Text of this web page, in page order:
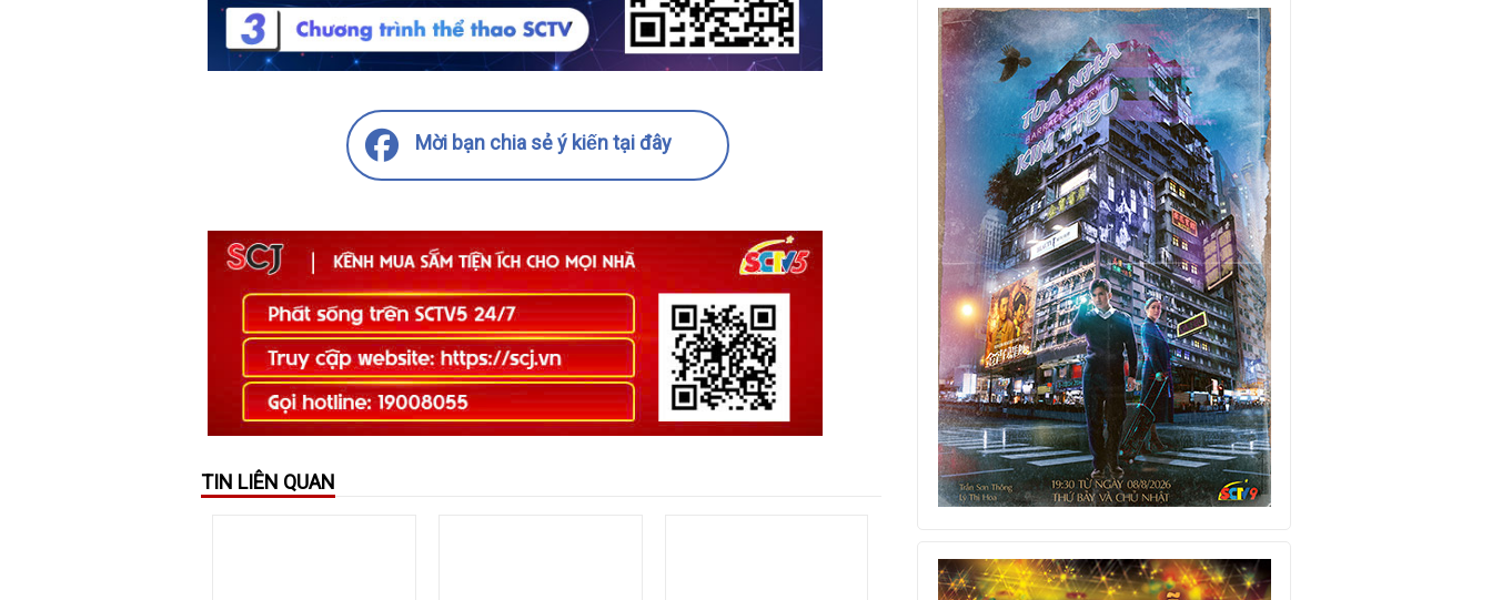
Mời bạn chia sẻ ý kiến tại đây
TIN LIÊN QUAN